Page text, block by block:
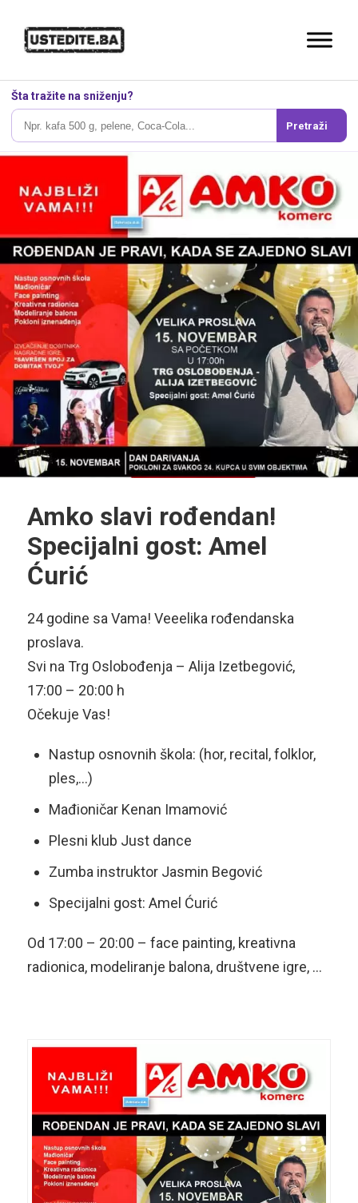
Šta tražite na sniženju?
Pretraži
Amko slavi rođendan!
Specijalni gost: Amel
Ćurić
24 godine sa Vama! Veeelika rođendanska
proslava.
Svi na Trg Oslobođenja – Alija Izetbegović,
17:00 – 20:00 h
Očekuje Vas!
Nastup osnovnih škola: (hor, recital, folklor,
ples,…)
Mađioničar Kenan Imamović
Plesni klub Just dance
Zumba instruktor Jasmin Begović
Specijalni gost: Amel Ćurić
Od 17:00 – 20:00 – face painting, kreativna
radionica, modeliranje balona, društvene igre, …